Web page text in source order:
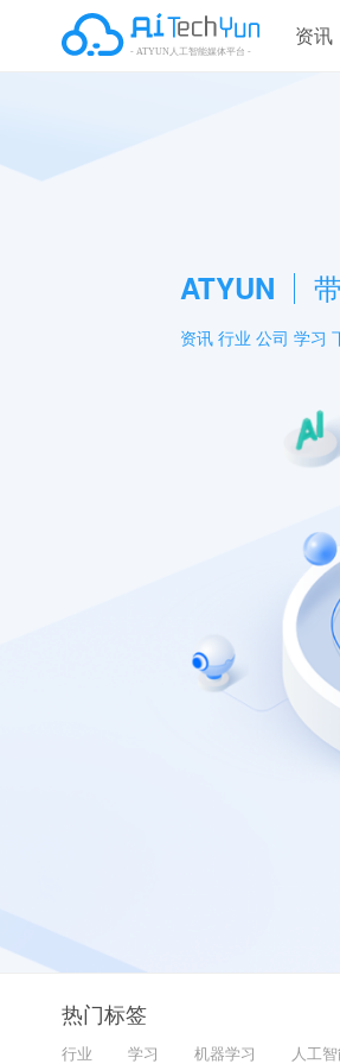
资讯
ATYUN
资讯 行业 公司 学习
热门标签
行业 学习 机器学习 人工